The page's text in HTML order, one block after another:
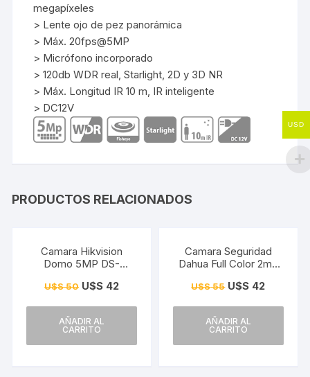
megapíxeles
> Lente ojo de pez panorámica
> Máx. 20fps@5MP
> Micrófono incorporado
> 120db WDR real, Starlight, 2D y 3D NR
> Máx. Longitud IR 10 m, IR inteligente
> DC12V
PRODUCTOS RELACIONADOS
Camara Hikvision
Domo 5MP DS-
U$S50 U$S 42
AÑADIR AL
CARRITO
Camara Seguridad
Dahua Full Color 2mp
U$S55 U$S 42
AÑADIR AL
CARRITO
USD